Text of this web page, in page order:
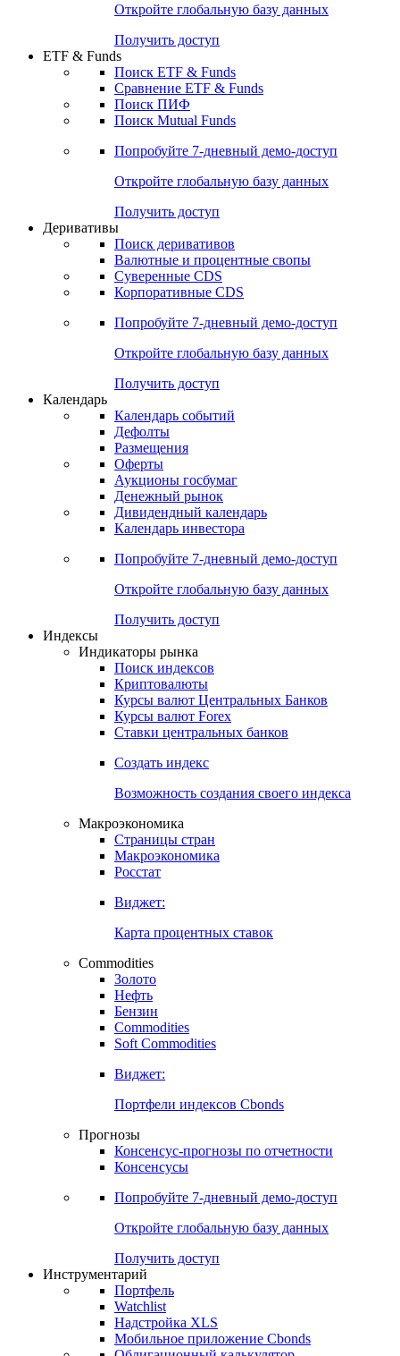
Откройте глобальную базу данных
Получить доступ
ETF & Funds
Поиск ETF & Funds
Сравнение ETF & Funds
Поиск ПИФ
Поиск Mutual Funds
Попробуйте 7-дневный демо-доступ
Откройте глобальную базу данных
Получить доступ
Деривативы
Поиск деривативов
Валютные и процентные свопы
Суверенные CDS
Корпоративные CDS
Попробуйте 7-дневный демо-доступ
Откройте глобальную базу данных
Получить доступ
Календарь
Календарь событий
Дефолты
Размещения
Оферты
Аукционы госбумаг
Денежный рынок
Дивидендный календарь
Календарь инвестора
Попробуйте 7-дневный демо-доступ
Откройте глобальную базу данных
Получить доступ
Индексы
Индикаторы рынка
Поиск индексов
Криптовалюты
Курсы валют Центральных Банков
Курсы валют Forex
Ставки центральных банков
Создать индекс
Возможность создания своего индекса
Макроэкономика
Страницы стран
Макроэкономика
Росстат
Виджет:
Карта процентных ставок
Commodities
Золото
Нефть
Бензин
Commodities
Soft Commodities
Виджет:
Портфели индексов Cbonds
Прогнозы
Консенсус-прогнозы по отчетности
Консенсусы
Попробуйте 7-дневный демо-доступ
Откройте глобальную базу данных
Получить доступ
Инструментарий
Портфель
Watchlist
Надстройка XLS
Мобильное приложение Cbonds